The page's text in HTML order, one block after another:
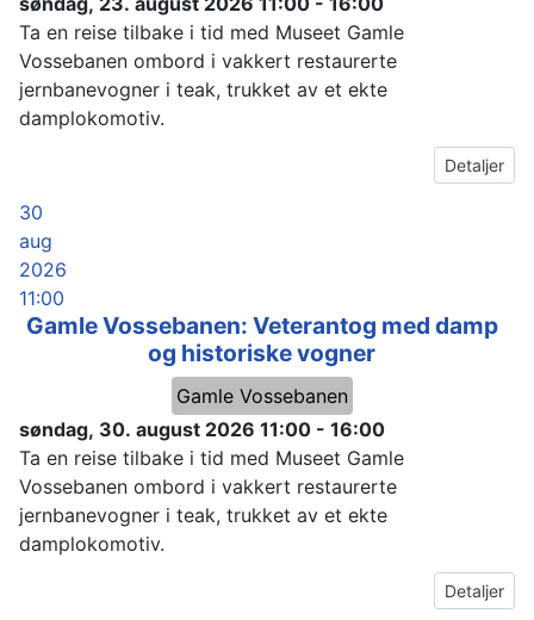
Ta en reise tilbake i tid med Museet Gamle
Vossebanen ombord i vakkert restaurerte
jernbanevogner i teak, trukket av et ekte
damplokomotiv.
Detaljer
30
aug
2026
11:00
Gamle Vossebanen: Veterantog med damp
og historiske vogner
Gamle Vossebanen
søndag, 30. august 2026 11:00 - 16:00
Ta en reise tilbake i tid med Museet Gamle
Vossebanen ombord i vakkert restaurerte
jernbanevogner i teak, trukket av et ekte
damplokomotiv.
Detaljer